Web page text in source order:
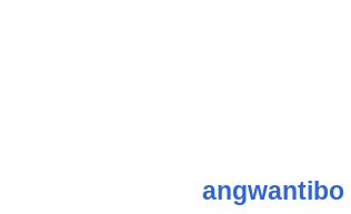
angwantibo